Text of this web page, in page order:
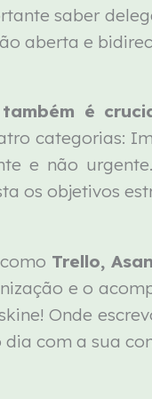
saber
aberta e
é
categorias:
e não
os objetivos
Trello,
e o
Onde
com a sua